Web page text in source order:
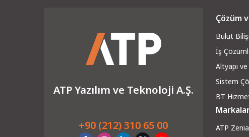
ATP Yazılım ve Teknoloji A.Ş.
+90 (212) 310 65 00
Çözüm
Bulut
İş
Altyapı
Sistem
BT
ATP Zenia